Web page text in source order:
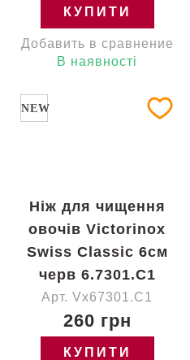
КУПИТИ
Добавить в сравнение
В наявності
NEW
Ніж для чищення
овочів Victorinox
Swiss Classic 6см
черв 6.7301.C1
Арт. Vx67301.C1
260 грн
КУПИТИ